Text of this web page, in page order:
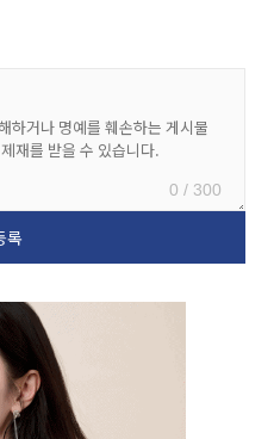
0 / 300